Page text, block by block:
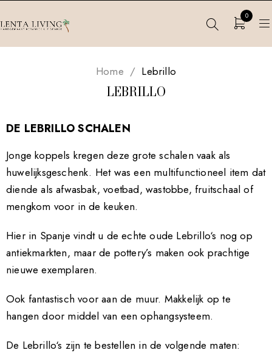
0
LEBRILLO
Home / Lebrillo
DE LEBRILLOSCHALEN
Jonge koppels kregen deze grote schalen vaak als
huwelijksgeschenk. Het was een multifunctioneel item dat
diende als afwasbak, voetbad, wastobbe, fruitschaal of
mengkom voor in de keuken.
Hier in Spanje vindt u de echte oude Lebrillo‘s nog op
antiekmarkten, maar de pottery’s maken ook prachtige
nieuwe exemplaren.
Ook fantastisch voor aan de muur. Makkelijk op te
hangen door middel van een ophangsysteem.
De Lebrillo‘s zijn te bestellen in de volgende maten: